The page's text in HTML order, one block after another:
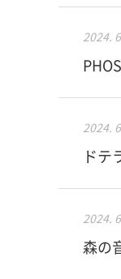
2024.
2024.
ドテ
2024.
森の